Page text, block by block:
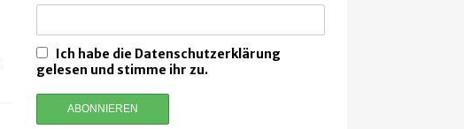
Ich habe die Datenschutzerklärung
gelesen und stimme ihr zu.